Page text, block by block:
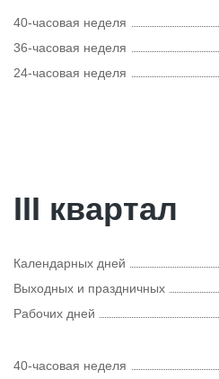
40-часовая неделя
36-часовая неделя
24-часовая неделя
III квартал
Календарных дней
Выходных и праздничных
Рабочих дней
40-часовая неделя